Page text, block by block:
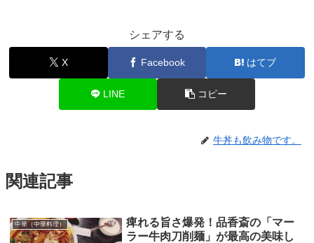
シェアする
X Facebook はてブ
LINE コピー
牛丼も飲み物です。
関連記事
中華（中華料理）
痺れる旨さ爆発！品香斎の「マー
ラー牛肉刀削麺」が最高の美味し